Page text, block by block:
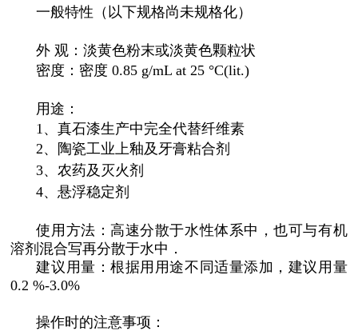
一般特性（以下规格尚未规格化）
外 观：淡黄色粉末或淡黄色颗粒状
密度：密度 0.85 g/mL at 25 °C(lit.)
用途：
1、真石漆生产中完全代替纤维素
2、陶瓷工业上釉及牙膏粘合剂
3、农药及灭火剂
4、悬浮稳定剂
使用方法：高速分散于水性体系中，也可与有机
溶剂混合写再分散于水中．
建议用量：根据用用途不同适量添加，建议用量
0.2 %-3.0%
操作时的注意事项：